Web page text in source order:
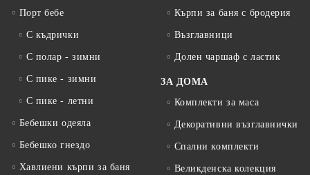
Порт бебе
С къдрички
С полар - зимни
С пике - зимни
С пике - летни
Бебешки одеяла
Бебешко гнездо
Хавлиени кърпи за баня
Кърпи за баня с бродерия
Възглавници
Долен чаршаф с ластик
ЗА ДОМА
Комплекти за маса
Декоративни възглавнички
Спални комплекти
Великденска колекция